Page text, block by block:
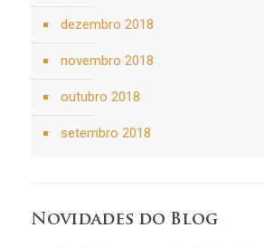
dezembro 2018
novembro 2018
outubro 2018
setembro 2018
Novidades do Blog